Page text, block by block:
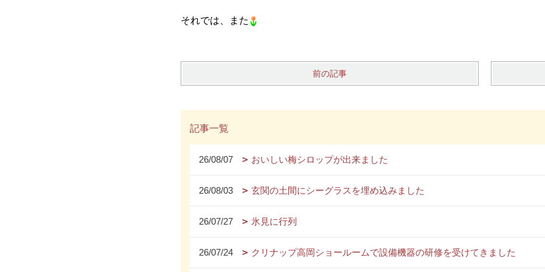
それでは、また
前の記事
記事一覧
26/08/07 おいしい梅シロップが出来ました
26/08/03 玄関の土間にシーグラスを埋め込みました
26/07/27 氷見に行列
26/07/24 クリナップ高岡ショールームで設備機器の研修を受けてきました